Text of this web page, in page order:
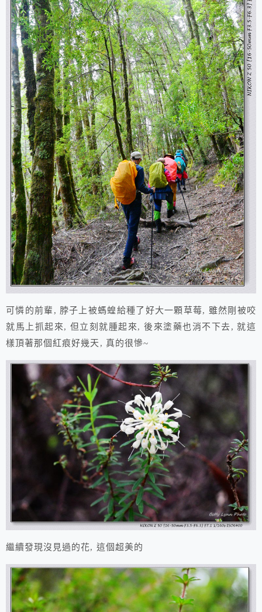
可憐的前輩, 脖子上被螞蝗給種了好大一顆草莓, 雖然剛被咬
就馬上抓起來, 但立刻就腫起來, 後來塗藥也消不下去, 就這
樣頂著那個紅痕好幾天, 真的很慘~
繼續發現沒見過的花, 這個超美的